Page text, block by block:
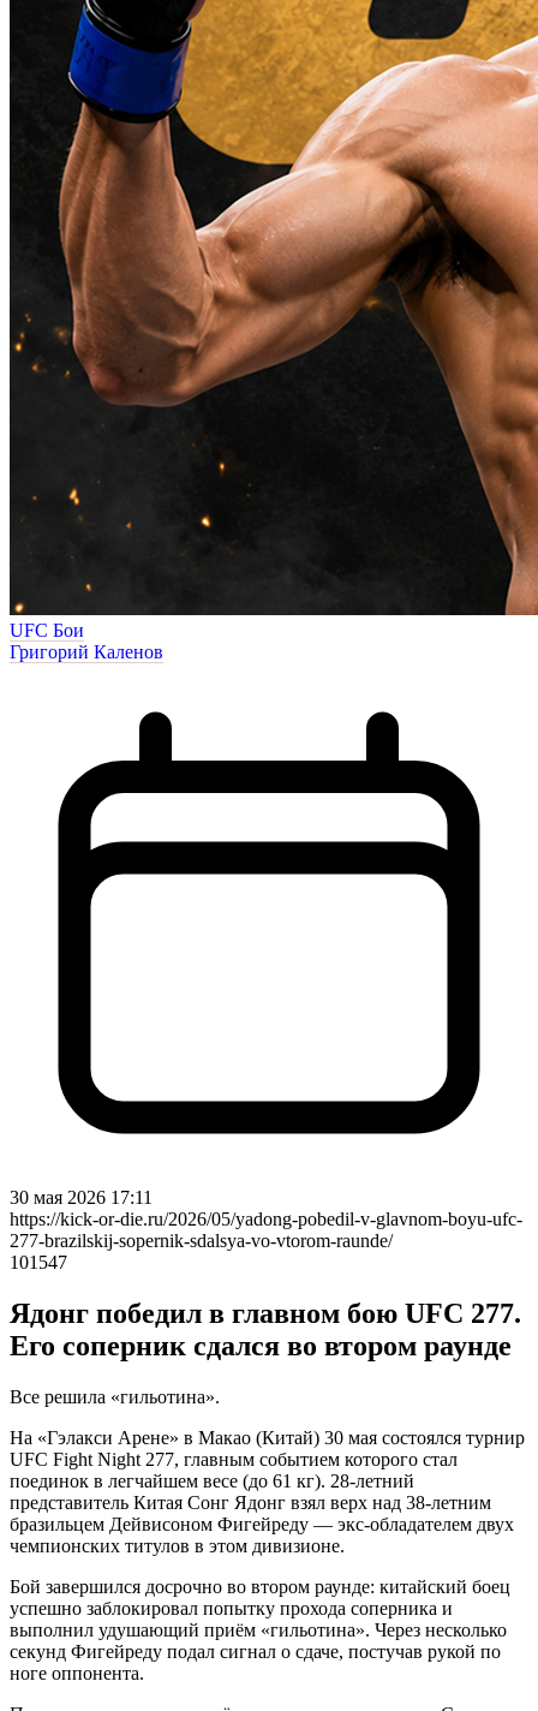
UFC Бои
Григорий Каленов
30 мая 2026 17:11
https://kick-or-die.ru/2026/05/yadong-pobedil-v-glavnom-boyu-ufc-
277-brazilskij-sopernik-sdalsya-vo-vtorom-raunde/
101547
Ядонг победил в главном бою UFC 277.
Его соперник сдался во втором раунде
Все решила «гильотина».
На «Гэлакси Арене» в Макао (Китай) 30 мая состоялся турнир
UFC Fight Night 277, главным событием которого стал
поединок в легчайшем весе (до 61 кг). 28‑летний
представитель Китая Сонг Ядонг взял верх над 38‑летним
бразильцем Дейвисоном Фигейреду — экс‑обладателем двух
чемпионских титулов в этом дивизионе.
Бой завершился досрочно во втором раунде: китайский боец
успешно заблокировал попытку прохода соперника и
выполнил удушающий приём «гильотина». Через несколько
секунд Фигейреду подал сигнал о сдаче, постучав рукой по
ноге оппонента.